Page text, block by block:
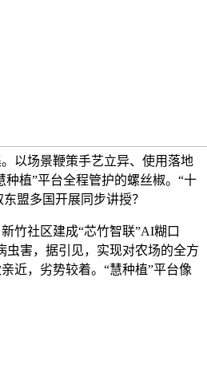
以场景鞭策手艺立异、使用落地
植”平台全程管护的螺丝椒。“十
盟多国开展同步讲授？
竹社区建成“芯竹智联”AI糊口
虫害，据引见，实现对农场的全方
近，劣势较着。“慧种植”平台像